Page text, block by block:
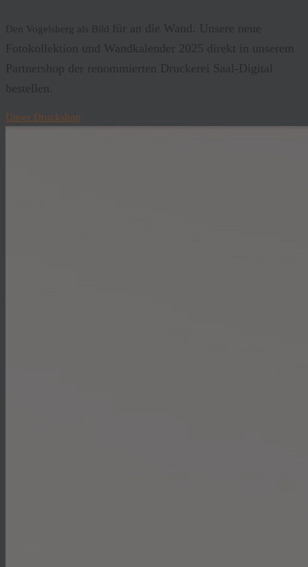
Den Vogelsberg als Bild
für an die Wand. Unsere neue
Fotokollektion und Wandkalender 2025 direkt in unserem
Partnershop der renommierten Druckerei Saal-Digital
bestellen.
Unser Druckshop